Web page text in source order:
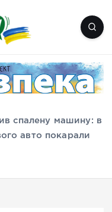
Мелітополь
спалену машину: в
авто покарали